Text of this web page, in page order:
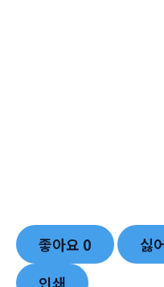
좋아요 0 싫